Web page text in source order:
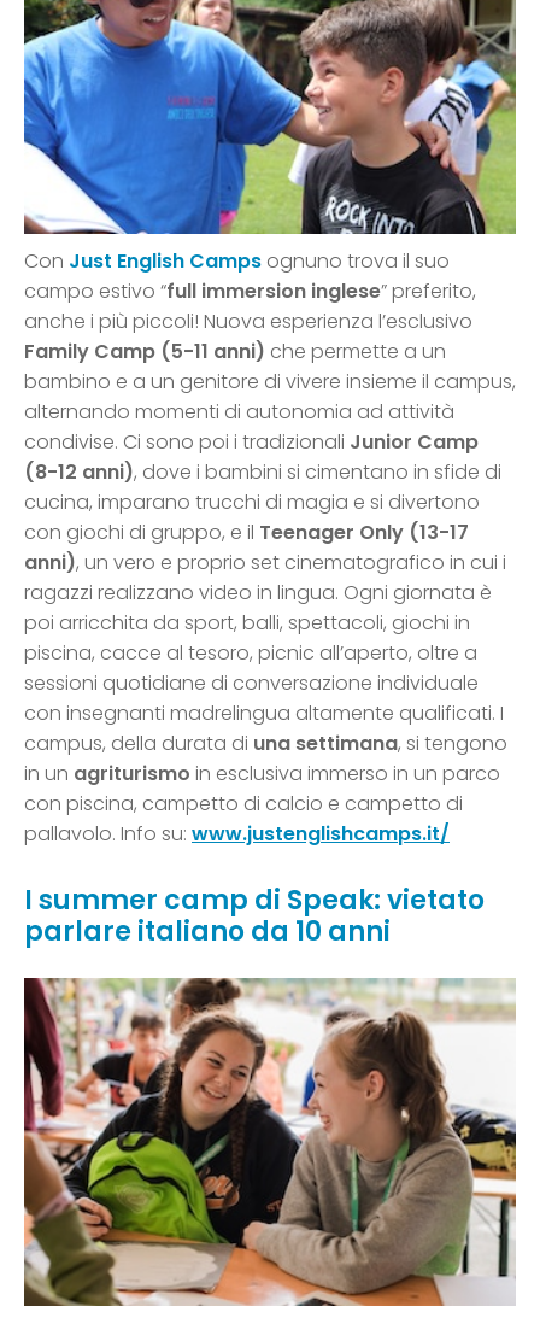
Con Just English Camps ognuno trova il suo
campo estivo “full immersion inglese” preferito,
anche i più piccoli! Nuova esperienza l’esclusivo
Family Camp (5-11 anni) che permette a un
bambino e a un genitore di vivere insieme il campus,
alternando momenti di autonomia ad attività
condivise. Ci sono poi i tradizionali Junior Camp
(8-12 anni), dove i bambini si cimentano in sfide di
cucina, imparano trucchi di magia e si divertono
con giochi di gruppo, e il Teenager Only (13-17
anni), un vero e proprio set cinematografico in cui i
ragazzi realizzano video in lingua. Ogni giornata è
poi arricchita da sport, balli, spettacoli, giochi in
piscina, cacce al tesoro, picnic all’aperto, oltre a
sessioni quotidiane di conversazione individuale
con insegnanti madrelingua altamente qualificati. I
campus, della durata di una settimana, si tengono
in un agriturismo in esclusiva immerso in un parco
con piscina, campetto di calcio e campetto di
pallavolo. Info su: www.justenglishcamps.it/
I summer camp di Speak: vietato
parlare italiano da 10 anni